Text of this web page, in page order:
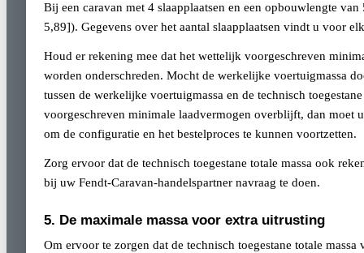
Bij een caravan met 4 slaapplaatsen en een opbouwlengte
5,89]). Gegevens over het aantal slaapplaatsen vindt u voor
Houd er rekening mee dat het wettelijk voorgeschreven
worden onderschreden. Mocht de werkelijke voertuigmassa
tussen de werkelijke voertuigmassa en de technisch
voorgeschreven minimale laadvermogen overblijft, dan
om de configuratie en het bestelproces te kunnen voortzetten.
Zorg ervoor dat de technisch toegestane totale massa ook
bij uw Fendt-Caravan-handelspartner navraag te doen.
5. De maximale massa voor extra uitrusting
Om ervoor te zorgen dat de technisch toegestane totale